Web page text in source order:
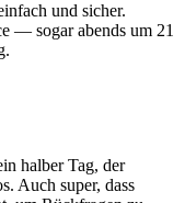
und sicher.
— sogar abends um 21
halber Tag, der
Auch super, dass